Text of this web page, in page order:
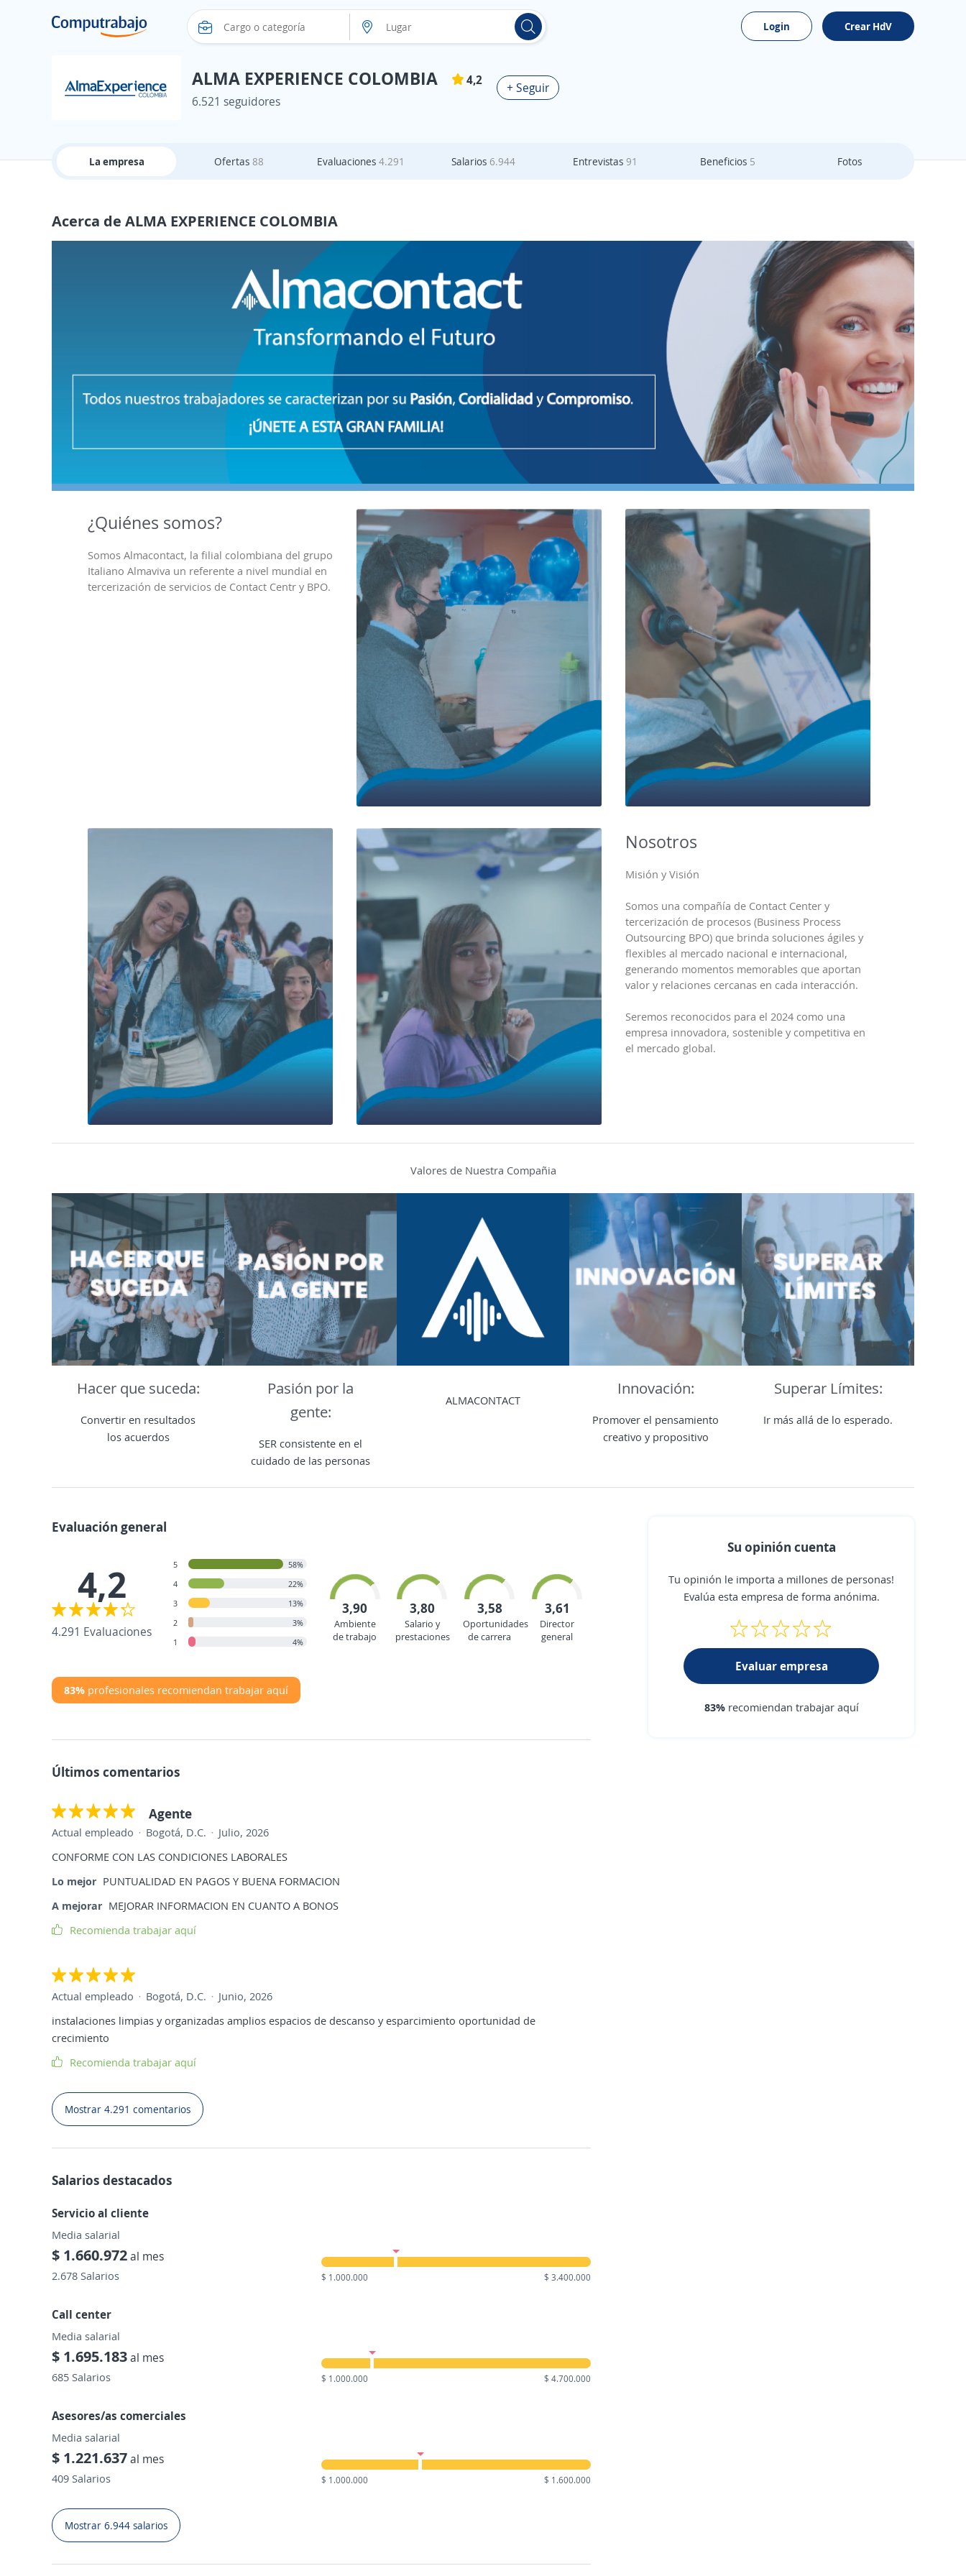
Login Crear HdV
ALMA EXPERIENCE COLOMBIA
4,2
6.521 seguidores
+ Seguir
La empresa Ofertas 88 Evaluaciones 4.291 Salarios 6.944 Entrevistas 91 Beneficios 5 Fotos
Acerca de ALMA EXPERIENCE COLOMBIA
¿Quiénes somos?
Somos Almacontact, la filial colombiana del grupo
Italiano Almaviva un referente a nivel mundial en
tercerización de servicios de Contact Centr y BPO.
Nosotros
Misión y Visión
Somos una compañía de Contact Center y
tercerización de procesos (Business Process
Outsourcing BPO) que brinda soluciones ágiles y
flexibles al mercado nacional e internacional,
generando momentos memorables que aportan
valor y relaciones cercanas en cada interacción.
Seremos reconocidos para el 2024 como una
empresa innovadora, sostenible y competitiva en
el mercado global.
Valores de Nuestra Compañia
Hacer que suceda:
Convertir en resultados
los acuerdos
Pasión por la
gente:
SER consistente en el
cuidado de las personas
ALMACONTACT
Innovación:
Promover el pensamiento
creativo y propositivo
Superar Límites:
Ir más allá de lo esperado.
Evaluación general
4,2
4.291 Evaluaciones
5
58%
4
22%
3
13%
2
3%
1
4%
3,90
Ambiente
de trabajo
3,80
Salario y
prestaciones
3,58
Oportunidades
de carrera
3,61
Director
general
83% profesionales recomiendan trabajar aquí
Últimos comentarios
Agente
Actual empleado Bogotá, D.C.
Julio, 2026
CONFORME CON LAS CONDICIONES LABORALES
Lo mejor PUNTUALIDAD EN PAGOS Y BUENA FORMACION
A mejorar MEJORAR INFORMACION EN CUANTO A BONOS
Recomienda trabajar aquí
Actual empleado Bogotá, D.C.
Junio, 2026
instalaciones limpias y organizadas amplios espacios de descanso y esparcimiento oportunidad de
crecimiento
Recomienda trabajar aquí
Mostrar 4.291 comentarios
Salarios destacados
Servicio al cliente
Media salarial
$ 1.660.972al mes
2.678 Salarios $ 1.000.000 $ 3.400.000
Call center
Media salarial
$ 1.695.183al mes
685 Salarios $ 1.000.000 $ 4.700.000
Asesores/as comerciales
Media salarial
$ 1.221.637al mes
409 Salarios $ 1.000.000 $ 1.600.000
Mostrar 6.944 salarios
Su opinión cuenta
Tu opinión le importa a millones de personas!
Evalúa esta empresa de forma anónima.
Evaluar empresa
83%recomiendan trabajar aquí